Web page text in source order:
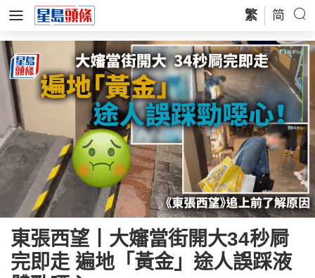
繁 简
東張西望丨大嬸當街開大34秒屙
完即走 遍地「黃金」途人誤踩液